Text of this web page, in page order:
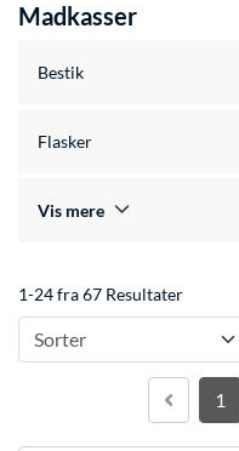
Madkasser
Bestik
Flasker
Vis mere
1-24 fra 67 Resultater
Sorter
1